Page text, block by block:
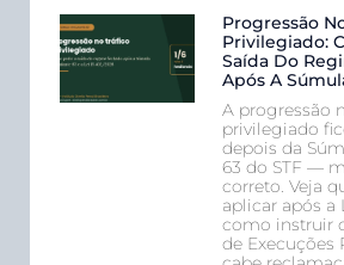
Progressão
Privilegiado:
Saída Do
Após A
A progressão
privilegiado
depois da
63 do STF —
correto. Veja
aplicar após a
como instruir
de Execuções